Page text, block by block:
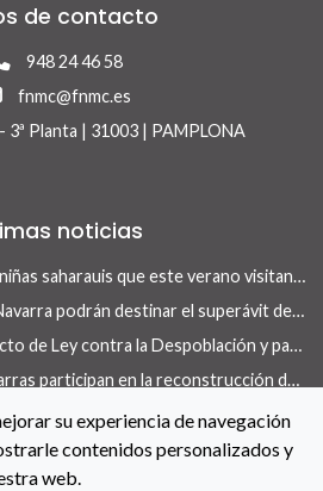
de contacto
948 24 46 58
fnmc@fnmc.es
3ª Planta | 31003 | PAMPLONA
noticias
La FNMC recibe a niños y niñas saharauis que este verano visitan Navarra con el programa Vacaciones en Paz
Las entidades locales de Navarra podrán destinar el superávit de 2025 a inversiones financieramente sostenibles tras la aprobación del Real Decreto-ley 13/2026
Presentado el anteproyecto de Ley contra la Despoblación y para el Desarrollo Rural
Las entidades locales navarras participan en la reconstrucción de infraestructuras dañadas por la DANA de 175 municipios valencianos
La FNMC y el Gobierno de Navarra renuevan su convenio para reforzar las políticas de igualdad en las entidades locales
su experiencia de navegación
contenidos personalizados y
web.